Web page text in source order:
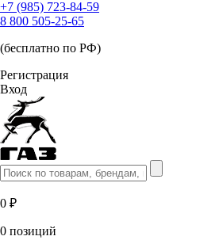
+7 (985) 723-84-59
8 800 505-25-65
(бесплатно по РФ)
Регистрация
Вход
0 ₽
0 позиций